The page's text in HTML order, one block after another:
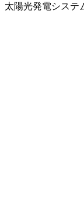
太陽光発電システ